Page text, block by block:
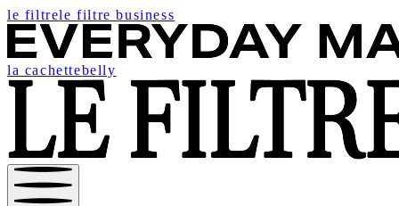
le filtrele filtre business
la cachettebelly